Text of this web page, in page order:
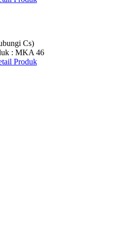
Cs)
: MKA 46
Produk